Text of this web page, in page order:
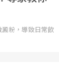
粉，導致日常飲
隨著國家政策
「長照3.0」
到運動，全面